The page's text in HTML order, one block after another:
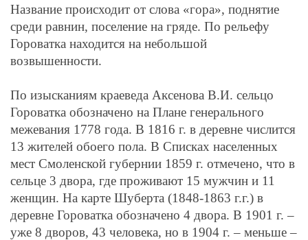
Название происходит от слова «гора», поднятие
среди равнин, поселение на гряде. По рельефу
Гороватка находится на небольшой
возвышенности.
По изысканиям краеведа Аксенова В.И. сельцо
Гороватка обозначено на Плане генерального
межевания 1778 года. В 1816 г. в деревне числится
13 жителей обоего пола. В Списках населенных
мест Смоленской губернии 1859 г. отмечено, что в
сельце 3 двора, где проживают 15 мужчин и 11
женщин. На карте Шуберта (1848-1863 г.г.) в
деревне Гороватка обозначено 4 двора. В 1901 г. –
уже 8 дворов, 43 человека, но в 1904 г. – меньше –